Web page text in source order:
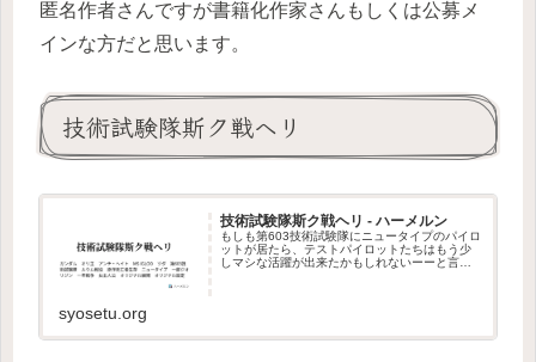
匿名作者さんですが書籍化作家さんもしくは公募メ
インな方だと思います。
技術試験隊斯ク戦ヘリ
技術試験隊斯ク戦ヘリ - ハーメルン
もしも第603技術試験隊にニュータイプのパイロ
ットが居たら、テストパイロットたちはもう少
しマシな活躍が出来たかもしれないーーと言う
syosetu.org